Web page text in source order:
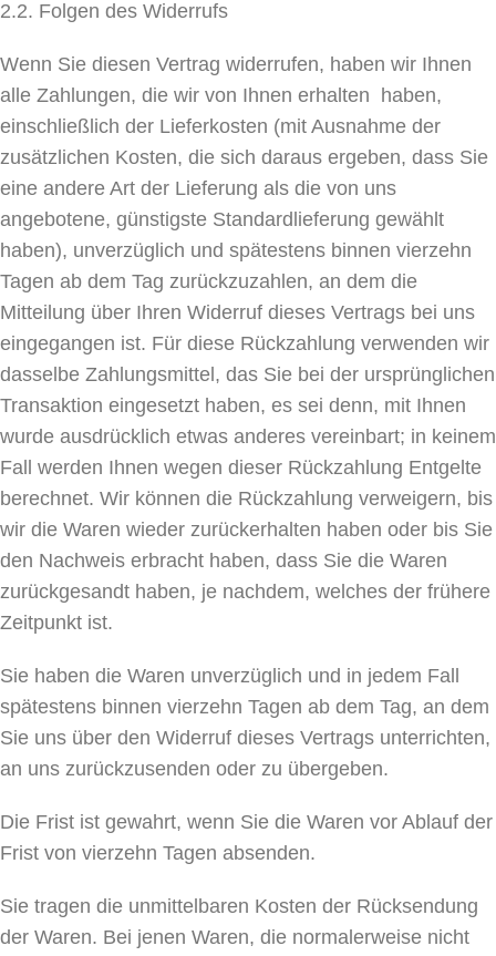
2.2. Folgen des Widerrufs
Wenn Sie diesen Vertrag widerrufen, haben wir Ihnen
alle Zahlungen, die wir von Ihnen erhalten haben,
einschließlich der Lieferkosten (mit Ausnahme der
zusätzlichen Kosten, die sich daraus ergeben, dass Sie
eine andere Art der Lieferung als die von uns
angebotene, günstigste Standardlieferung gewählt
haben), unverzüglich und spätestens binnen vierzehn
Tagen ab dem Tag zurückzuzahlen, an dem die
Mitteilung über Ihren Widerruf dieses Vertrags bei uns
eingegangen ist. Für diese Rückzahlung verwenden wir
dasselbe Zahlungsmittel, das Sie bei der ursprünglichen
Transaktion eingesetzt haben, es sei denn, mit Ihnen
wurde ausdrücklich etwas anderes vereinbart; in keinem
Fall werden Ihnen wegen dieser Rückzahlung Entgelte
berechnet. Wir können die Rückzahlung verweigern, bis
wir die Waren wieder zurückerhalten haben oder bis Sie
den Nachweis erbracht haben, dass Sie die Waren
zurückgesandt haben, je nachdem, welches der frühere
Zeitpunkt ist.
Sie haben die Waren unverzüglich und in jedem Fall
spätestens binnen vierzehn Tagen ab dem Tag, an dem
Sie uns über den Widerruf dieses Vertrags unterrichten,
an uns zurückzusenden oder zu übergeben.
Die Frist ist gewahrt, wenn Sie die Waren vor Ablauf der
Frist von vierzehn Tagen absenden.
Sie tragen die unmittelbaren Kosten der Rücksendung
der Waren. Bei jenen Waren, die normalerweise nicht